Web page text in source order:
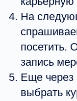
На
посетить.
запись
Еще через
выбрать